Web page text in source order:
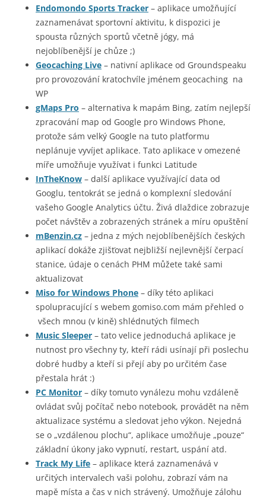
Endomondo Sports Tracker – aplikace umožňující
zaznamenávat sportovní aktivitu, k dispozici je
spousta různých sportů včetně jógy, má
nejoblíbenější je chůze ;)
Geocaching Live – nativní aplikace od Groundspeaku
pro provozování kratochvíle jménem geocaching na
WP
gMaps Pro – alternativa k mapám Bing, zatím nejlepší
zpracování map od Google pro Windows Phone,
protože sám velký Google na tuto platformu
neplánuje vyvíjet aplikace. Tato aplikace v omezené
míře umožňuje využívat i funkci Latitude
InTheKnow – další aplikace využívající data od
Googlu, tentokrát se jedná o komplexní sledování
vašeho Google Analytics účtu. Živá dlaždice zobrazuje
počet návštěv a zobrazených stránek a míru opuštění
mBenzin.cz – jedna z mých nejoblíbenějších českých
aplikací dokáže zjišťovat nejbližší nejlevnější čerpací
stanice, údaje o cenách PHM můžete také sami
aktualizovat
Miso for Windows Phone – díky této aplikaci
spolupracující s webem gomiso.com mám přehled o
všech mnou (v kině) shlédnutých filmech
Music Sleeper – tato velice jednoduchá aplikace je
nutnost pro všechny ty, kteří rádi usínají při poslechu
dobré hudby a kteří si přejí aby po určitém čase
přestala hrát :)
PC Monitor – díky tomuto vynálezu mohu vzdáleně
ovládat svůj počítač nebo notebook, provádět na něm
aktualizace systému a sledovat jeho výkon. Nejedná
se o „vzdálenou plochu“, aplikace umožňuje „pouze“
základní úkony jako vypnutí, restart, uspání atd.
Track My Life – aplikace která zaznamenává v
určitých intervalech vaši polohu, zobrazí vám na
mapě místa a čas v nich strávený. Umožňuje zálohu